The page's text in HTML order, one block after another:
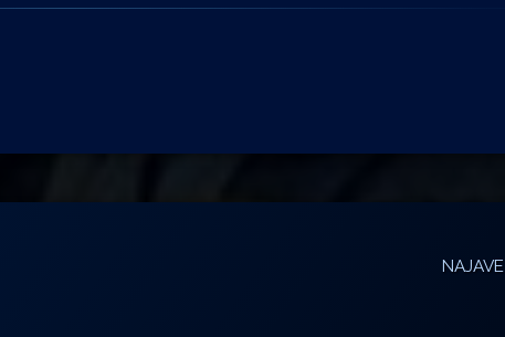
NAJAVE